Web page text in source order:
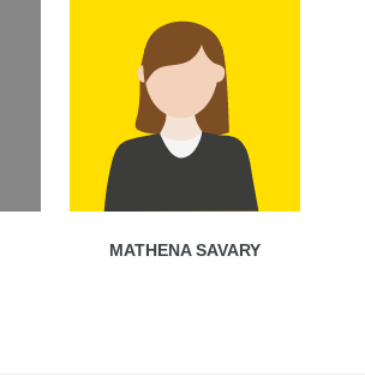
MATHENA SAVARY